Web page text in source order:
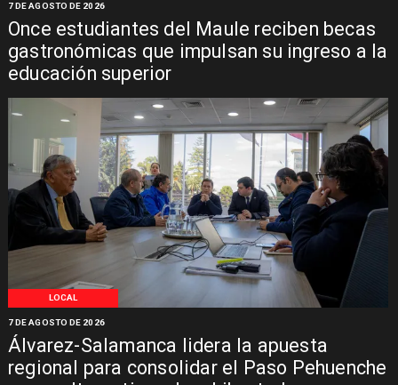
Once estudiantes del Maule reciben becas
gastronómicas que impulsan su ingreso a la
educación superior
7 DE AGOSTO DE 2026
LOCAL
Álvarez-Salamanca lidera la apuesta
regional para consolidar el Paso Pehuenche
7 DE AGOSTO DE 2026